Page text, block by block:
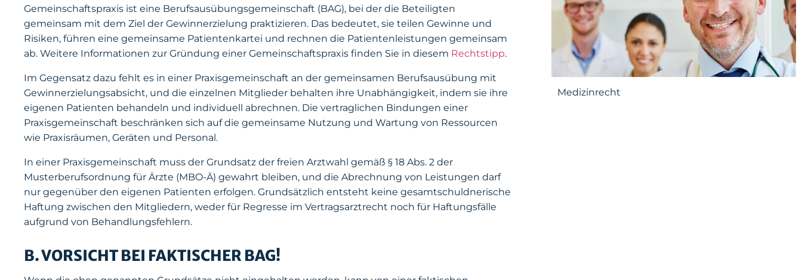
Gemeinschaftspraxis ist eine Berufsausübungsgemeinschaft (BAG), bei der die Beteiligten
gemeinsam mit dem Ziel der Gewinnerzielung praktizieren. Das bedeutet, sie teilen Gewinne und
Risiken, führen eine gemeinsame Patientenkartei und rechnen die Patientenleistungen gemeinsam
ab. Weitere Informationen zur Gründung einer Gemeinschaftspraxis finden Sie in diesem Rechtstipp.
Im Gegensatz dazu fehlt es in einer Praxisgemeinschaft an der gemeinsamen Berufsausübung mit
Gewinnerzielungsabsicht, und die einzelnen Mitglieder behalten ihre Unabhängigkeit, indem sie ihre
eigenen Patienten behandeln und individuell abrechnen. Die vertraglichen Bindungen einer
Praxisgemeinschaft beschränken sich auf die gemeinsame Nutzung und Wartung von Ressourcen
wie Praxisräumen, Geräten und Personal.
In einer Praxisgemeinschaft muss der Grundsatz der freien Arztwahl gemäß § 18 Abs. 2 der
Musterberufsordnung für Ärzte (MBO-Ä) gewahrt bleiben, und die Abrechnung von Leistungen darf
nur gegenüber den eigenen Patienten erfolgen. Grundsätzlich entsteht keine gesamtschuldnerische
Haftung zwischen den Mitgliedern, weder für Regresse im Vertragsarztrecht noch für Haftungsfälle
aufgrund von Behandlungsfehlern.
B. VORSICHT BEI FAKTISCHER BAG!
Medizinrecht